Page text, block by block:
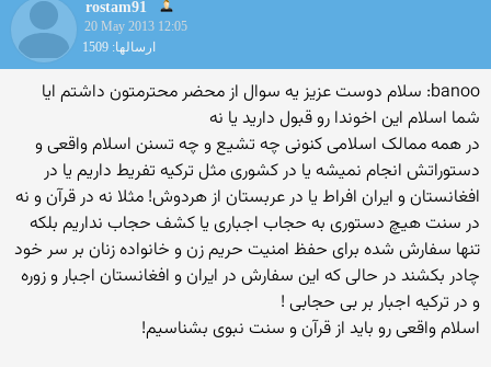
rostam91
20 May 2013 12:05
ارسالها: 1509
banoo: سلام دوست عزیز یه سوال از محضر محترمتون داشتم ایا
شما اسلام این اخوندا رو قبول دارید یا نه
در همه ممالک اسلامی کنونی چه تشیع و چه تسنن اسلام واقعی و
دستوراتش انجام نمیشه یا در کشوری مثل ترکیه تفریط داریم یا در
افغانستان و ایران افراط یا در عربستان از هردوش! مثلا نه در قرآن و نه
در سنت هیچ دستوری به حجاب اجباری یا کشف حجاب نداریم بلکه
تنها سفارش شده برای حفظ امنیت حریم زن و خانواده زنان بر سر خود
چادر بکشند در حالی که این سفارش در ایران و افغانستان اجبار و زوره
و در ترکیه اجبار بر بی حجابی !
اسلام واقعی رو باید از قرآن و سنت نبوی بشناسیم!